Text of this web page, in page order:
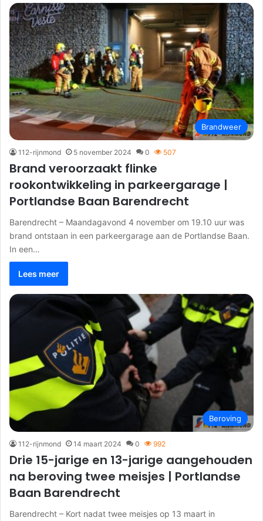
Brandweer
112-rijnmond 5 november 2024 0 507
Brand veroorzaakt flinke
rookontwikkeling in parkeergarage |
Portlandse Baan Barendrecht
Barendrecht – Maandagavond 4 november om 19.10 uur was
brand ontstaan in een parkeergarage aan de Portlandse Baan.
In een…
Lees meer
Beroving
112-rijnmond 14 maart 2024 0 992
Drie 15-jarige en 13-jarige aangehouden
na beroving twee meisjes | Portlandse
Baan Barendrecht
Barendrecht – Kort nadat twee meisjes op 13 maart in